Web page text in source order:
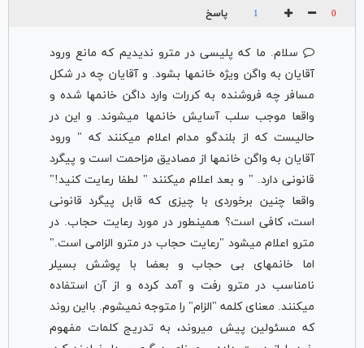
0
1 پاسخ
سلام. ما که پلیسی در مترو ندیدیم که مانع ورود
آقایان به واگن ویژه خانمها بشود. و آقایان چه در شکل
مسافر چه فروشنده به کررات وارد داگن خانمها شده و
واقعا موجب سلب آسایش خانمها میشوند. و این در
حالیست که از بلندگو مدام اعلام میکنند که " ورود
آقایان به واگن خانمها از مصادیق مزاحمت است و پیگرد
قانونی دارد. " و بعد اعلام میکنند " لطفا رعایت کنید!"
واقعا چنین برخوردی با چیزی که قابل پیگرد قانونی
است، کافی است؟ همینطور در مورد رعایت حجاب. در
مترو اعلام میشود "رعایت حجاب در مترو الزامی است."
اما خانمهای بی حجاب و بعضا با پوشش بسیلر
نامناسب در مترو رفت و آمد کرده و از آن استفاده
میکنند. معنای کلمه "الزام" را متوجه نمیشوم. بااین روند
که مسئولین پیش میروند، به تدریج کلمات مفهوم